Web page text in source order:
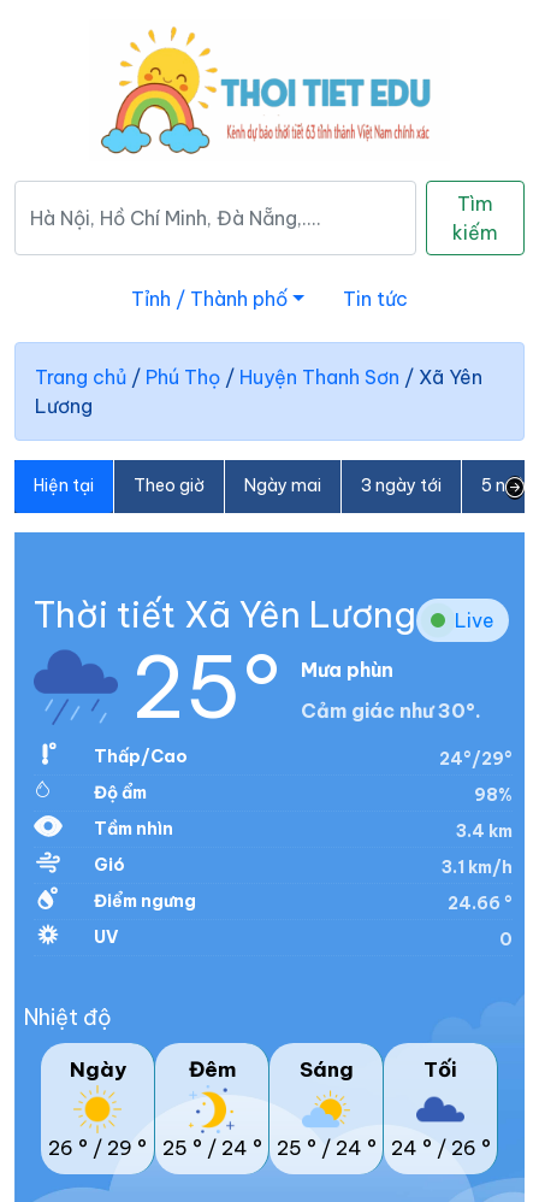
Tìm
kiếm
Tỉnh / Thành phố Tin tức
Trang chủ / Phú Thọ / Huyện Thanh Sơn / Xã Yên
Lương
Hiện tại Theo giờ Ngày mai 3 ngày tới 5
Thời tiết Xã Yên Lương Live
25°
Mưa phùn
Cảm giác như 30°.
Thấp/Cao
24°/29°
Độ ẩm
98%
Tầm nhìn
3.4 km
Gió
3.1 km/h
Điểm ngưng
24.66 °
UV
0
Nhiệt độ
Ngày
26 ° / 29 °
Đêm
25 ° / 24 °
Sáng
25 ° / 24 °
Tối
24 ° / 26 °